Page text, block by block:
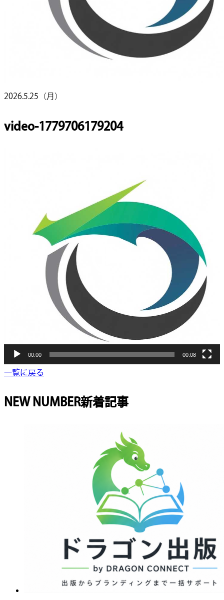
2026.5.25（月）
video-1779706179204
00:00 00:08
一覧に戻る
NEW NUMBER新着記事